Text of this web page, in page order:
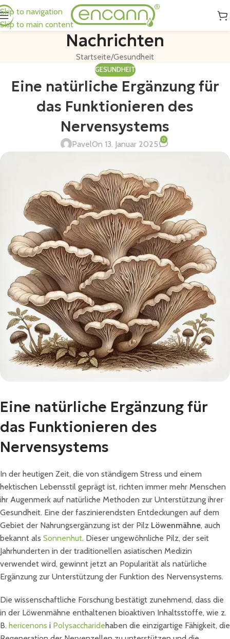
Skip to navigation
Skip to main content
Nachrichten
Startseite Gesundheit
GESUNDHEIT
Eine natürliche Ergänzung für
das Funktionieren des
Nervensystems
PavelOn 13. Januar 2025 0
Eine natürliche Ergänzung für
das Funktionieren des
Nervensystems
In der heutigen Zeit, die von ständigem Stress und einem
hektischen Lebensstil geprägt ist, richten immer mehr Menschen
ihr Augenmerk auf natürliche Methoden zur Unterstützung ihrer
Gesundheit. Eine der faszinierendsten Entdeckungen auf dem
Gebiet der Nahrungsergänzung ist der Pilz Löwenmähne, auch
bekannt als Sonnenhut. Dieser ungewöhnliche Pilz, der seit
Jahrhunderten in der traditionellen asiatischen Medizin
verwendet wird, gewinnt jetzt an Popularität als natürliche
Ergänzung zur Unterstützung der Funktion des Nervensystems.
Die wissenschaftliche Forschung bestätigt zunehmend, dass die
in der Löwenmähne enthaltenen bioaktiven Inhaltsstoffe, wie z.
B. hericenons i Polysaccharidehaben die einzigartige Fähigkeit, die